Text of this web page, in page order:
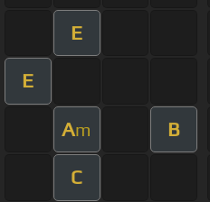
E
E
Am B
C